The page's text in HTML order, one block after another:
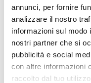
annunci, per fornire
analizzare il nostro
informazioni sul
nostri partner che si
pubblicità e social
con altre informazioni
raccolto dal tuo